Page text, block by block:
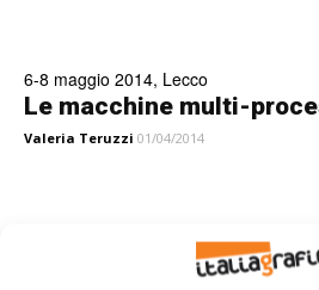
6-8 maggio 2014, Lecco
Le macchine multi-
Valeria Teruzzi 01/04/2014